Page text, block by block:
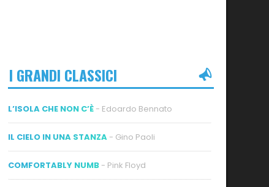
I GRANDI CLASSICI
L’ISOLA CHE NON C’È - Edoardo Bennato
IL CIELO IN UNA STANZA - Gino Paoli
COMFORTABLY NUMB - Pink Floyd